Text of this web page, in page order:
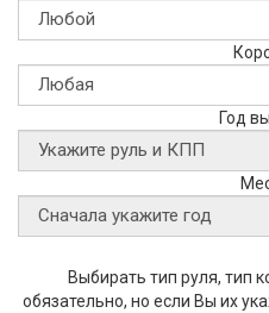
Год
Выбирать тип руля, тип
обязательно, но если Вы их